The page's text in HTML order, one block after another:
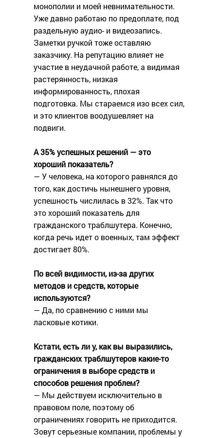
монополии и моей невнимательности.
Уже давно работаю по предоплате, под
раздельную аудио- и видеозапись.
Заметки ручкой тоже оставляю
заказчику. На репутацию влияет не
участие в неудачной работе, а видимая
растерянность, низкая
информированность, плохая
подготовка. Мы стараемся изо всех сил,
и это клиентов воодушевляет на
подвиги.
А 35% успешных решений — это
хороший показатель?
— У человека, на которого равнялся до
того, как достичь нынешнего уровня,
успешность числилась в 32%. Так что
это хороший показатель для
гражданского траблшутера. Конечно,
когда речь идет о военных, там эффект
достигает 80%.
По всей видимости, из-за других
методов и средств, которые
используются?
— Да, по сравнению с ними мы
ласковые котики.
Кстати, есть ли у, как вы выразились,
гражданских траблшутеров какие-то
ограничения в выборе средств и
способов решения проблем?
— Мы действуем исключительно в
правовом поле, поэтому об
ограничениях говорить не приходится.
Зовут серьезные компании, проблемы у